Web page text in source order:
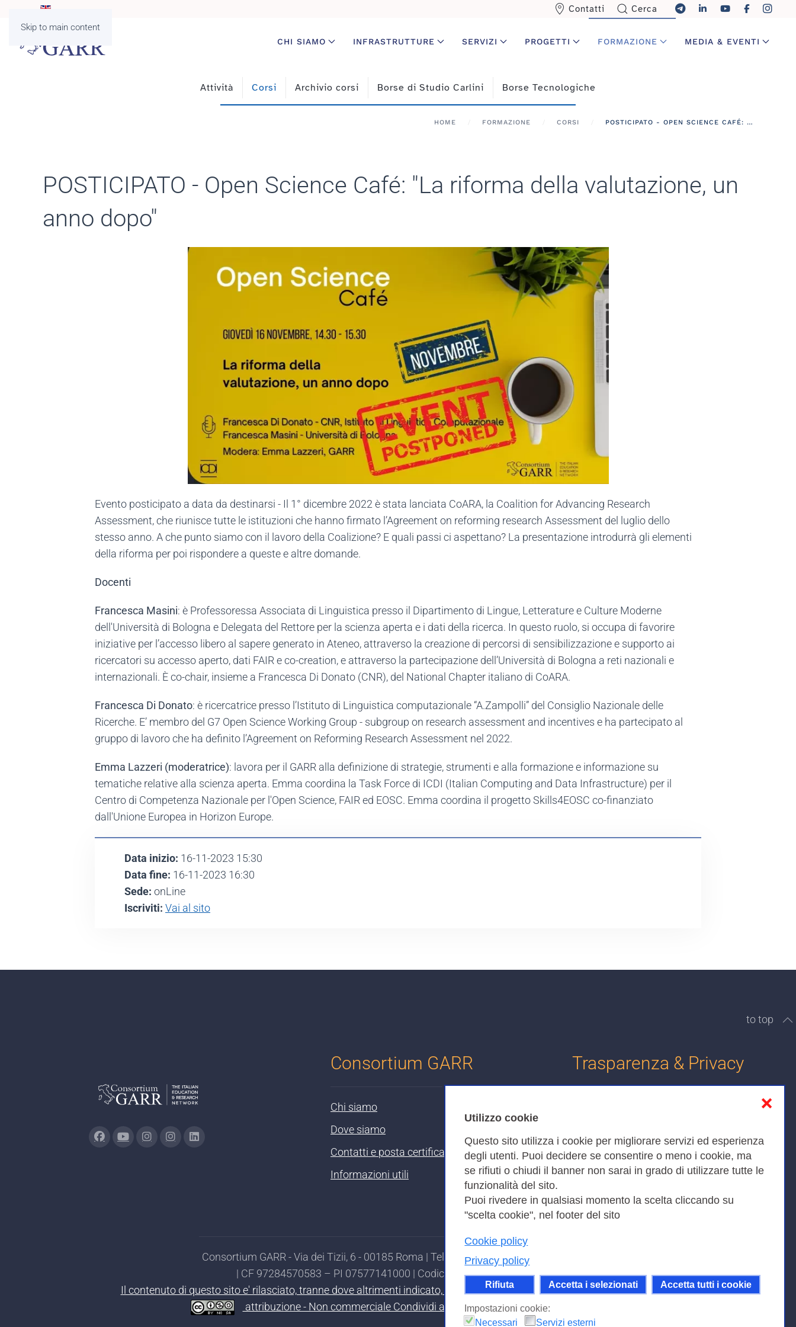
Utilizzo cookie
Questo sito utilizza i cookie per migliorare servizi ed esperienza
degli utenti. Puoi decidere se consentire o meno i cookie, ma
se rifiuti o chiudi il banner non sarai in grado di utilizzare tutte le
funzionalità del sito.
Puoi rivedere in qualsiasi momento la scelta cliccando su
"scelta cookie", nel footer del sito
Cookie policy
Privacy policy
Rifiuta Accetta i selezionati Accetta tutti i cookie
❌
Impostazioni cookie:
Necessari
Servizi esterni
Skip to main content
Contatti Cerca
CHI SIAMO INFRASTRUTTURE SERVIZI PROGETTI FORMAZIONE MEDIA & EVENTI
Attività Corsi Archivio corsi Borse di Studio Carlini Borse Tecnologiche
HOME FORMAZIONE CORSI POSTICIPATO - OPEN SCIENCE CAFÉ: "LA RIFORMA DELLA VALUTAZIONE, UN ANNO DOPO"
POSTICIPATO - Open Science Café: "La riforma della valutazione, un
anno dopo"
Evento posticipato a data da destinarsi - Il 1° dicembre 2022 è stata lanciata CoARA, la Coalition for Advancing Research
Assessment, che riunisce tutte le istituzioni che hanno firmato l’Agreement on reforming research Assessment del luglio dello
stesso anno. A che punto siamo con il lavoro della Coalizione? E quali passi ci aspettano? La presentazione introdurrà gli elementi
della riforma per poi rispondere a queste e altre domande.
Docenti
Francesca Masini: è Professoressa Associata di Linguistica presso il Dipartimento di Lingue, Letterature e Culture Moderne
dell'Università di Bologna e Delegata del Rettore per la scienza aperta e i dati della ricerca. In questo ruolo, si occupa di favorire
iniziative per l’accesso libero al sapere generato in Ateneo, attraverso la creazione di percorsi di sensibilizzazione e supporto ai
ricercatori su accesso aperto, dati FAIR e co-creation, e attraverso la partecipazione dell’Università di Bologna a reti nazionali e
internazionali. È co-chair, insieme a Francesca Di Donato (CNR), del National Chapter italiano di CoARA.
Francesca Di Donato: è ricercatrice presso l’Istituto di Linguistica computazionale “A.Zampolli” del Consiglio Nazionale delle
Ricerche. E’ membro del G7 Open Science Working Group - subgroup on research assessment and incentives e ha partecipato al
gruppo di lavoro che ha definito l’Agreement on Reforming Research Assessment nel 2022.
Emma Lazzeri (moderatrice): lavora per il GARR alla definizione di strategie, strumenti e alla formazione e informazione su
tematiche relative alla scienza aperta. Emma coordina la Task Force di ICDI (Italian Computing and Data Infrastructure) per il
Centro di Competenza Nazionale per l'Open Science, FAIR ed EOSC. Emma coordina il progetto Skills4EOSC co-finanziato
dall'Unione Europea in Horizon Europe.
Data inizio: 16-11-2023 15:30
Data fine: 16-11-2023 16:30
Sede: onLine
Iscriviti: Vai al sito
to top
Consortium GARR
Chi siamo
Dove siamo
Contatti e posta certificata
Informazioni utili
Trasparenza & Privacy
Amministrazione trasparente
Bandi di Gara
Consortium GARR - Via dei Tizii, 6 - 00185 Roma | Tel. 0649622000 - Fax 0649622044
| CF 97284570583 – PI 07577141000 | Codice Destinatario 7EU9KEU |
Il contenuto di questo sito e' rilasciato, tranne dove altrimenti indicato, secondo i termini della licenza Creative Commons
attribuzione - Non commerciale Condividi allo stesso modo 4.0 Internazionale.